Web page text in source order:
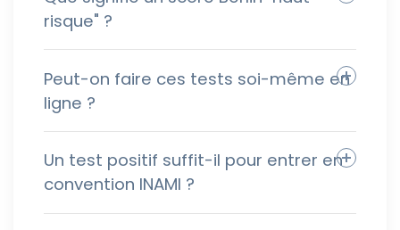
risque" ?
Peut-on faire ces tests soi-même en
ligne ?
Un test positif suffit-il pour entrer en
convention INAMI ?